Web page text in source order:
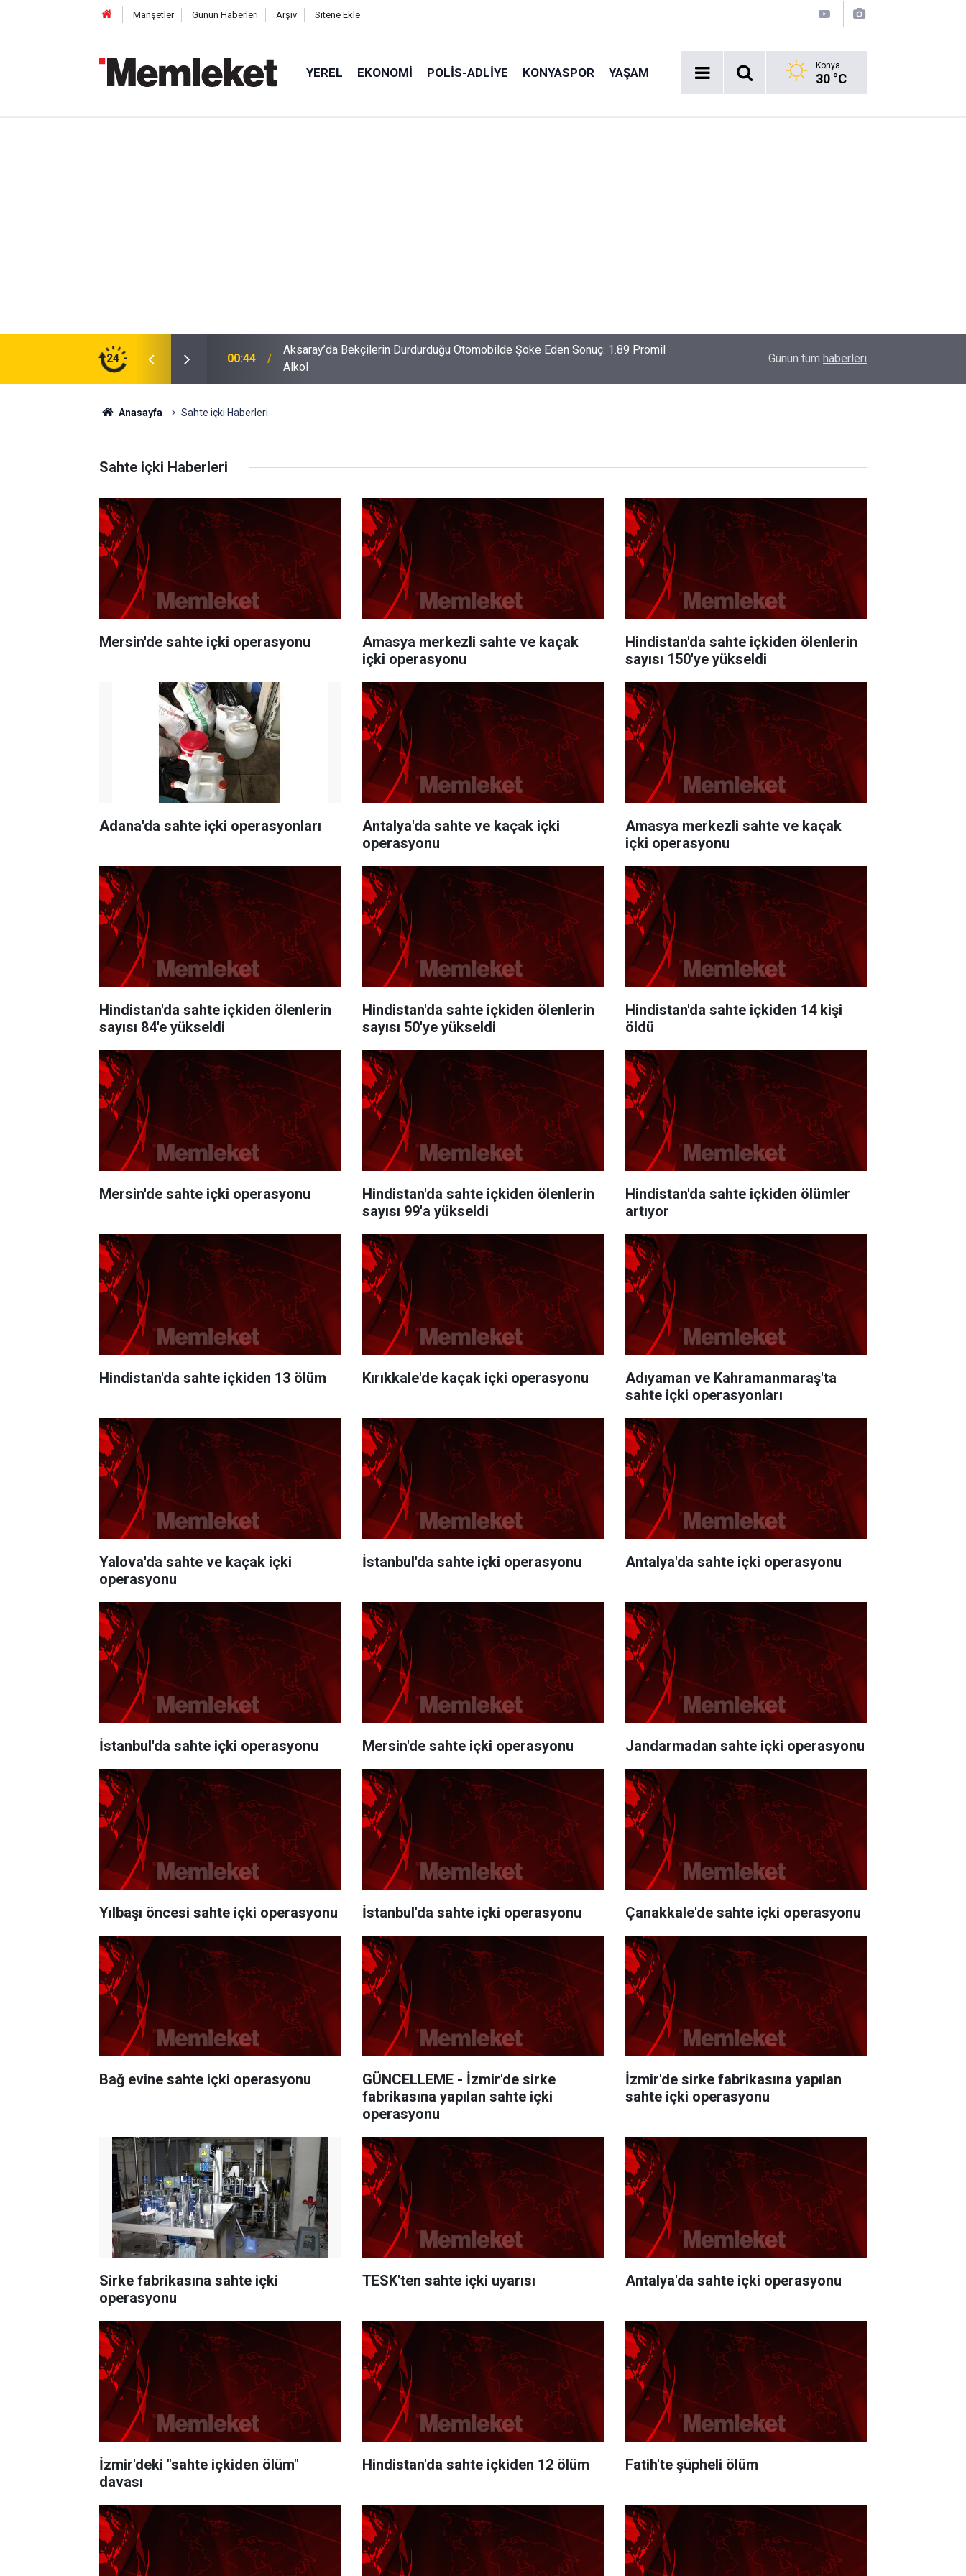
Manşetler Günün Haberleri Arşiv Sitene Ekle
YEREL EKONOMI POLİS-ADLİYE KONYASPOR YAŞAM Konya
30 °C
24
Otomobilde Şoke Eden Sonuç: 1.89 Promil
00:41 Polatlı-Haymana-Konya hattı bölünmüş yol oluyor Erkin Koray'ı bir tek onlar hatırladı
Günün tüm haberleri
Anasayfa Sahte içki Haberleri
Sahte içki Haberleri
Mersin'de sahte içki operasyonu
Amasya merkezli sahte ve kaçak
içki operasyonu
Hindistan'da sahte içkiden ölenlerin
sayısı 150'ye yükseldi
Adana'da sahte içki operasyonları
Antalya'da sahte ve kaçak içki
operasyonu
Amasya merkezli sahte ve kaçak
içki operasyonu
Hindistan'da sahte içkiden ölenlerin
sayısı 84'e yükseldi
Hindistan'da sahte içkiden ölenlerin
sayısı 50'ye yükseldi
Hindistan'da sahte içkiden 14 kişi
öldü
Mersin'de sahte içki operasyonu
Hindistan'da sahte içkiden ölenlerin
sayısı 99'a yükseldi
Hindistan'da sahte içkiden ölümler
artıyor
Hindistan'da sahte içkiden 13 ölüm Kırıkkale'de kaçak içki operasyonu
Adıyaman ve Kahramanmaraş'ta
sahte içki operasyonları
Yalova'da sahte ve kaçak içki
operasyonu
İstanbul'da sahte içki operasyonu Antalya'da sahte içki operasyonu
İstanbul'da sahte içki operasyonu Mersin'de sahte içki operasyonu Jandarmadan sahte içki operasyonu
Yılbaşı öncesi sahte içki operasyonu İstanbul'da sahte içki operasyonu Çanakkale'de sahte içki operasyonu
Bağ evine sahte içki operasyonu
GÜNCELLEME - İzmir'de sirke
fabrikasına yapılan sahte içki
operasyonu
İzmir'de sirke fabrikasına yapılan
sahte içki operasyonu
Sirke fabrikasına sahte içki
operasyonu
TESK'ten sahte içki uyarısı Antalya'da sahte içki operasyonu
İzmir'deki "sahte içkiden ölüm"
davası
Hindistan'da sahte içkiden 12 ölüm Fatih'te şüpheli ölüm